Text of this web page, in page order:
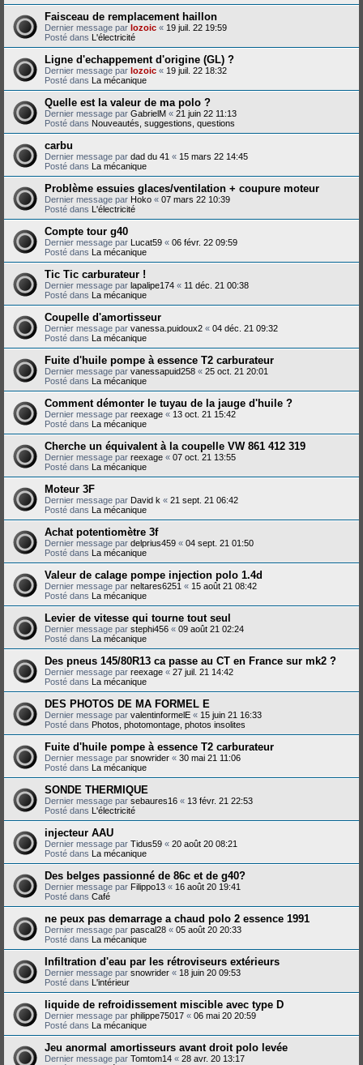
Faisceau de remplacement haillon
Dernier message par lozoic « 19 juil. 22 19:59
Posté dans L'électricité
Ligne d'echappement d'origine (GL) ?
Dernier message par lozoic « 19 juil. 22 18:32
Posté dans La mécanique
Quelle est la valeur de ma polo ?
Dernier message par GabrielM « 21 juin 22 11:13
Posté dans Nouveautés, suggestions, questions
carbu
Dernier message par dad du 41 « 15 mars 22 14:45
Posté dans La mécanique
Problème essuies glaces/ventilation + coupure moteur
Dernier message par Hoko « 07 mars 22 10:39
Posté dans L'électricité
Compte tour g40
Dernier message par Lucat59 « 06 févr. 22 09:59
Posté dans La mécanique
Tic Tic carburateur !
Dernier message par lapalipe174 « 11 déc. 21 00:38
Posté dans La mécanique
Coupelle d'amortisseur
Dernier message par vanessa.puidoux2 « 04 déc. 21 09:32
Posté dans La mécanique
Fuite d'huile pompe à essence T2 carburateur
Dernier message par vanessapuid258 « 25 oct. 21 20:01
Posté dans La mécanique
Comment démonter le tuyau de la jauge d'huile ?
Dernier message par reexage « 13 oct. 21 15:42
Posté dans La mécanique
Cherche un équivalent à la coupelle VW 861 412 319
Dernier message par reexage « 07 oct. 21 13:55
Posté dans La mécanique
Moteur 3F
Dernier message par David k « 21 sept. 21 06:42
Posté dans La mécanique
Achat potentiomètre 3f
Dernier message par delprius459 « 04 sept. 21 01:50
Posté dans La mécanique
Valeur de calage pompe injection polo 1.4d
Dernier message par neltares6251 « 15 août 21 08:42
Posté dans La mécanique
Levier de vitesse qui tourne tout seul
Dernier message par stephi456 « 09 août 21 02:24
Posté dans La mécanique
Des pneus 145/80R13 ca passe au CT en France sur mk2 ?
Dernier message par reexage « 27 juil. 21 14:42
Posté dans La mécanique
DES PHOTOS DE MA FORMEL E
Dernier message par valentinformelE « 15 juin 21 16:33
Posté dans Photos, photomontage, photos insolites
Fuite d'huile pompe à essence T2 carburateur
Dernier message par snowrider « 30 mai 21 11:06
Posté dans La mécanique
SONDE THERMIQUE
Dernier message par sebaures16 « 13 févr. 21 22:53
Posté dans L'électricité
injecteur AAU
Dernier message par Tidus59 « 20 août 20 08:21
Posté dans La mécanique
Des belges passionné de 86c et de g40?
Dernier message par Filippo13 « 16 août 20 19:41
Posté dans Café
ne peux pas demarrage a chaud polo 2 essence 1991
Dernier message par pascal28 « 05 août 20 20:33
Posté dans La mécanique
Infiltration d'eau par les rétroviseurs extérieurs
Dernier message par snowrider « 18 juin 20 09:53
Posté dans L'intérieur
liquide de refroidissement miscible avec type D
Dernier message par philippe75017 « 06 mai 20 20:59
Posté dans La mécanique
Jeu anormal amortisseurs avant droit polo levée
Dernier message par Tomtom14 « 28 avr. 20 13:17